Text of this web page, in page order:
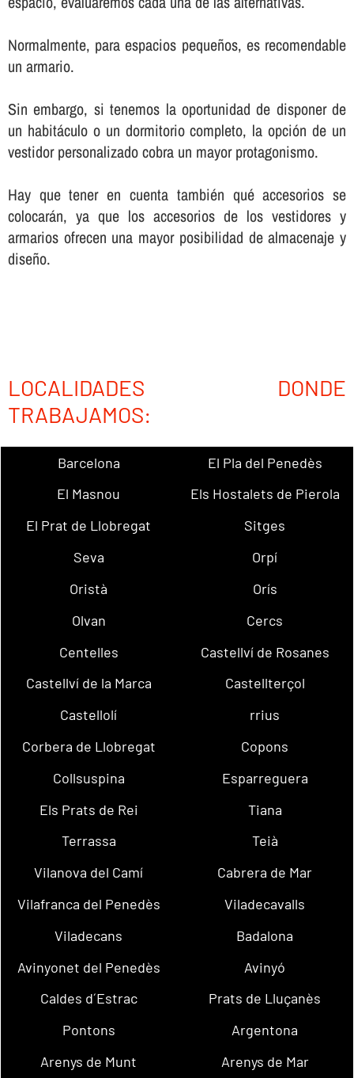
Normalmente, para espacios pequeños, es recomendable
un armario.
Sin embargo, si tenemos la oportunidad de disponer de
un habitáculo o un dormitorio completo, la opción de un
vestidor personalizado cobra un mayor protagonismo.
Hay que tener en cuenta también qué accesorios se
colocarán, ya que los accesorios de los vestidores y
armarios ofrecen una mayor posibilidad de almacenaje y
diseño.
LOCALIDADES DONDE
TRABAJAMOS:
Barcelona
El Pla del Penedès
El Masnou
Els Hostalets de Pierola
El Prat de Llobregat
Sitges
Seva
Orpí
Oristà
Orís
Olvan
Cercs
Centelles
Castellví de Rosanes
Castellví de la Marca
Castellterçol
Castellolí
rrius
Corbera de Llobregat
Copons
Collsuspina
Esparreguera
Els Prats de Rei
Tiana
Terrassa
Teià
Vilanova del Camí
Cabrera de Mar
Vilafranca del Penedès
Viladecavalls
Viladecans
Badalona
Avinyonet del Penedès
Avinyó
Caldes d´Estrac
Prats de Lluçanès
Pontons
Argentona
Arenys de Munt
Arenys de Mar